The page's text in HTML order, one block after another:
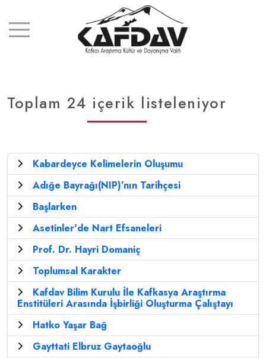
Toplam 24 içerik listeleniyor
Kabardeyce Kelimelerin Oluşumu
Adığe Bayrağı(NIP)’nın Tarihçesi
Başlarken
Asetinler'de Nart Efsaneleri
Prof. Dr. Hayri Domaniç
Toplumsal Karakter
Kafdav Bilim Kurulu İle Kafkasya Araştırma
Enstitüleri Arasında İşbirliği Oluşturma Çalıştayı
Hatko Yaşar Bağ
Gayttati Elbruz Gaytaoğlu